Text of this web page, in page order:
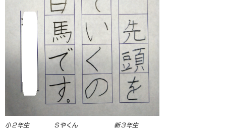
小２年生 Ｓやくん 新３年生